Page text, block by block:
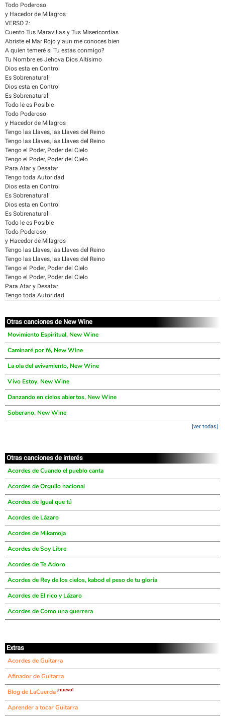
Todo Poderoso
y Hacedor de Milagros
VERSO 2:
Cuento Tus Maravillas y Tus Misericordias
Abriste el Mar Rojo y aun me conoces bien
A quien temeré si Tu estas conmigo?
Tu Nombre es Jehova Dios Altísimo
Dios esta en Control
Es Sobrenatural!
Dios esta en Control
Es Sobrenatural!
Todo le es Posible
Todo Poderoso
y Hacedor de Milagros
Tengo las Llaves, las Llaves del Reino
Tengo las Llaves, las Llaves del Reino
Tengo el Poder, Poder del Cielo
Tengo el Poder, Poder del Cielo
Para Atar y Desatar
Tengo toda Autoridad
Dios esta en Control
Es Sobrenatural!
Dios esta en Control
Es Sobrenatural!
Todo le es Posible
Todo Poderoso
y Hacedor de Milagros
Tengo las Llaves, las Llaves del Reino
Tengo las Llaves, las Llaves del Reino
Tengo el Poder, Poder del Cielo
Tengo el Poder, Poder del Cielo
Para Atar y Desatar
Tengo toda Autoridad
Otras canciones de New Wine
Movimiento Espiritual, New Wine
Caminaré por fé, New Wine
La ola del avivamiento, New Wine
Vivo Estoy, New Wine
Danzando en cielos abiertos, New Wine
Soberano, New Wine
[ver todas]
Otras canciones de interés
Acordes de Cuando el pueblo canta
Acordes de Orgullo nacional
Acordes de Igual que tú
Acordes de Lázaro
Acordes de Mikamoja
Acordes de Soy Libre
Acordes de Te Adoro
Acordes de Rey de los cielos, kabod el peso de tu gloria
Acordes de El rico y Lázaro
Acordes de Como una guerrera
Extras
Acordes de Guitarra
Afinador de Guitarra
Blog de LaCuerda ¡nuevo!
Aprender a tocar Guitarra